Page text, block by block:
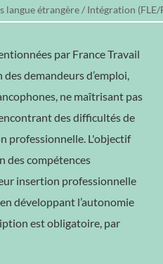
langue étrangère / Intégration
par France Travail
demandeurs d’emploi,
ne maîtrisant pas
des difficultés de
professionnelle. L'objectif
des compétences
insertion professionnelle
développant l’autonomie
est obligatoire, par